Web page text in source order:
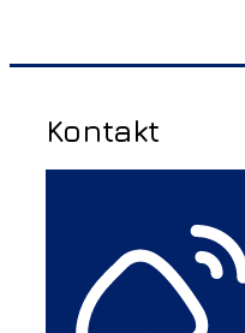
Kontakt